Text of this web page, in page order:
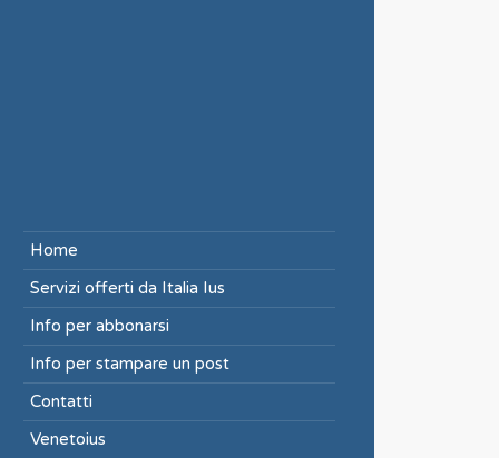
Home
Servizi offerti da Italia Ius
Info per abbonarsi
Info per stampare un post
Contatti
Venetoius